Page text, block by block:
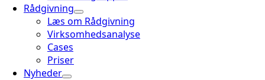
Rådgivning
Læs om Rådgivning
Virksomhedsanalyse
Cases
Priser
Nyheder